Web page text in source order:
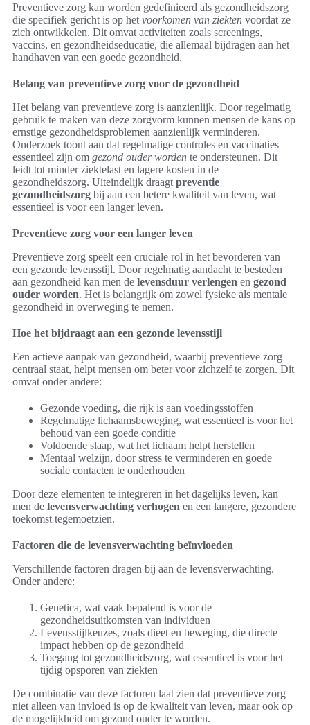
Preventieve zorg kan worden gedefinieerd als gezondheidszorg
die specifiek gericht is op het voorkomen van ziekten voordat ze
zich ontwikkelen. Dit omvat activiteiten zoals screenings,
vaccins, en gezondheidseducatie, die allemaal bijdragen aan het
handhaven van een goede gezondheid.
Belang van preventieve zorg voor de gezondheid
Het belang van preventieve zorg is aanzienlijk. Door regelmatig
gebruik te maken van deze zorgvorm kunnen mensen de kans op
ernstige gezondheidsproblemen aanzienlijk verminderen.
Onderzoek toont aan dat regelmatige controles en vaccinaties
essentieel zijn om gezond ouder worden te ondersteunen. Dit
leidt tot minder ziektelast en lagere kosten in de
gezondheidszorg. Uiteindelijk draagt preventie
gezondheidszorg bij aan een betere kwaliteit van leven, wat
essentieel is voor een langer leven.
Preventieve zorg voor een langer leven
Preventieve zorg speelt een cruciale rol in het bevorderen van
een gezonde levensstijl. Door regelmatig aandacht te besteden
aan gezondheid kan men de levensduur verlengen en gezond
ouder worden. Het is belangrijk om zowel fysieke als mentale
gezondheid in overweging te nemen.
Hoe het bijdraagt aan een gezonde levensstijl
Een actieve aanpak van gezondheid, waarbij preventieve zorg
centraal staat, helpt mensen om beter voor zichzelf te zorgen. Dit
omvat onder andere:
Gezonde voeding, die rijk is aan voedingsstoffen
Regelmatige lichaamsbeweging, wat essentieel is voor het
behoud van een goede conditie
Voldoende slaap, wat het lichaam helpt herstellen
Mentaal welzijn, door stress te verminderen en goede
sociale contacten te onderhouden
Door deze elementen te integreren in het dagelijks leven, kan
men de levensverwachting verhogen en een langere, gezondere
toekomst tegemoetzien.
Factoren die de levensverwachting beïnvloeden
Verschillende factoren dragen bij aan de levensverwachting.
Onder andere:
Genetica, wat vaak bepalend is voor de
gezondheidsuitkomsten van individuen
Levensstijlkeuzes, zoals dieet en beweging, die directe
impact hebben op de gezondheid
Toegang tot gezondheidszorg, wat essentieel is voor het
tijdig opsporen van ziekten
De combinatie van deze factoren laat zien dat preventieve zorg
niet alleen van invloed is op de kwaliteit van leven, maar ook op
de mogelijkheid om gezond ouder te worden.